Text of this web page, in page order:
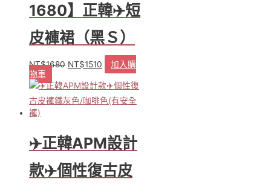
1680】正韓✈️短
皮褲裙（黑Ｓ）
NT$1680 原
價
格：
NT$1510目
價
格：
加入購
物車
✈️正韓APM設計
款✈️個性復古皮